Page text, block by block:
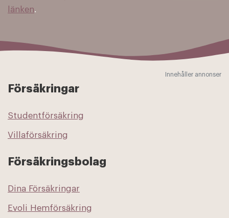
länken.
Innehåller annonser
Försäkringar
Studentförsäkring
Villaförsäkring
Försäkringsbolag
Dina Försäkringar
Evoli Hemförsäkring